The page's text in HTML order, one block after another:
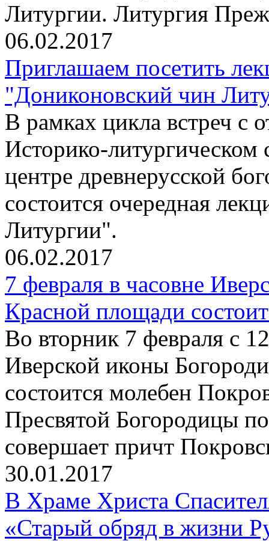
Литургии. Литургия
06.02.2017
Приглашаем посетить
"Дониконовский чин
В рамках цикла встреч
Историко-
центре древнерусской
состоится очередная
Литургии".
06.02.2017
7 февраля в часовне
Красной площади
Во вторник 7 февраля с
Иверской иконы
состоится молебен
Пресвятой Богородицы
совершает причт
30.01.2017
В Храме Христа
«Старый обряд в жизни